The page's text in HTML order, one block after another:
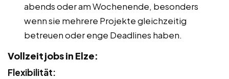
abends oder am Wochenende, besonders
wenn sie mehrere Projekte gleichzeitig
betreuen oder enge Deadlines haben.
Vollzeitjobs in Elze:
Flexibilität: